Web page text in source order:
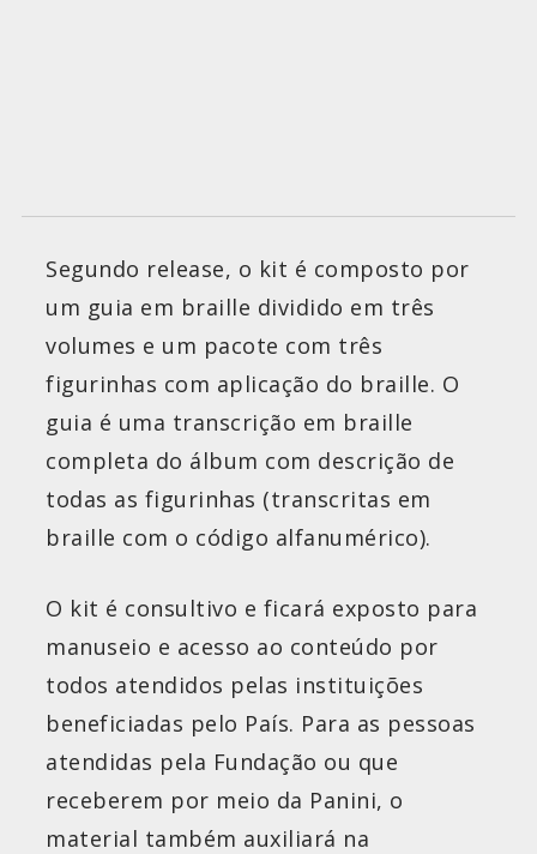
Segundo release, o kit é composto por
um guia em braille dividido em três
volumes e um pacote com três
figurinhas com aplicação do braille. O
guia é uma transcrição em braille
completa do álbum com descrição de
todas as figurinhas (transcritas em
braille com o código alfanumérico).
O kit é consultivo e ficará exposto para
manuseio e acesso ao conteúdo por
todos atendidos pelas instituições
beneficiadas pelo País. Para as pessoas
atendidas pela Fundação ou que
receberem por meio da Panini, o
material também auxiliará na